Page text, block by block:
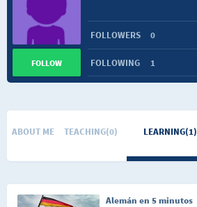
FOLLOWERS 0
FOLLOWING 1
FOLLOW
ABOUT ME TEACHING(0) LEARNING(1)
Alemán en 5 minutos